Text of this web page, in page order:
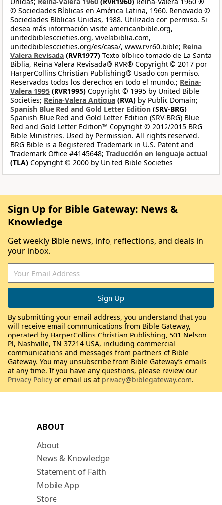
© Sociedades Bíblicas en América Latina, 1960. Renovado ©
Sociedades Bíblicas Unidas, 1988. Utilizado con permiso. Si
desea más información visite americanbible.org,
unitedbiblesocieties.org, vivelabiblia.com,
unitedbiblesocieties.org/es/casa/, www.rvr60.bible; Reina
Valera Revisada (RVR1977) Texto bíblico tomado de La Santa
Biblia, Reina Valera Revisada® RVR® Copyright © 2017 por
HarperCollins Christian Publishing® Usado con permiso.
Reservados todos los derechos en todo el mundo.; Reina-
Valera 1995 (RVR1995) Copyright © 1995 by United Bible
Societies; Reina-Valera Antigua (RVA) by Public Domain;
Spanish Blue Red and Gold Letter Edition (SRV-BRG)
Spanish Blue Red and Gold Letter Edition (SRV-BRG) Blue
Red and Gold Letter Edition™ Copyright © 2012/2015 BRG
Bible Ministries. Used by Permission. All rights reserved.
BRG Bible is a Registered Trademark in U.S. Patent and
Trademark Office #4145648; Traducción en lenguaje actual
(TLA) Copyright © 2000 by United Bible Societies
ABOUT
About
News & Knowledge
Statement of Faith
Mobile App
Store
Sign Up for Bible Gateway: News &
Knowledge
Get weekly Bible news, info, reflections, and deals in
your inbox.
By submitting your email address, you understand that you
will receive email communications from Bible Gateway,
operated by HarperCollins Christian Publishing, 501 Nelson
Pl, Nashville, TN 37214 USA, including commercial
communications and messages from partners of Bible
Gateway. You may unsubscribe from Bible Gateway’s emails
at any time. If you have any questions, please review our
Privacy Policy or email us at privacy@biblegateway.com.